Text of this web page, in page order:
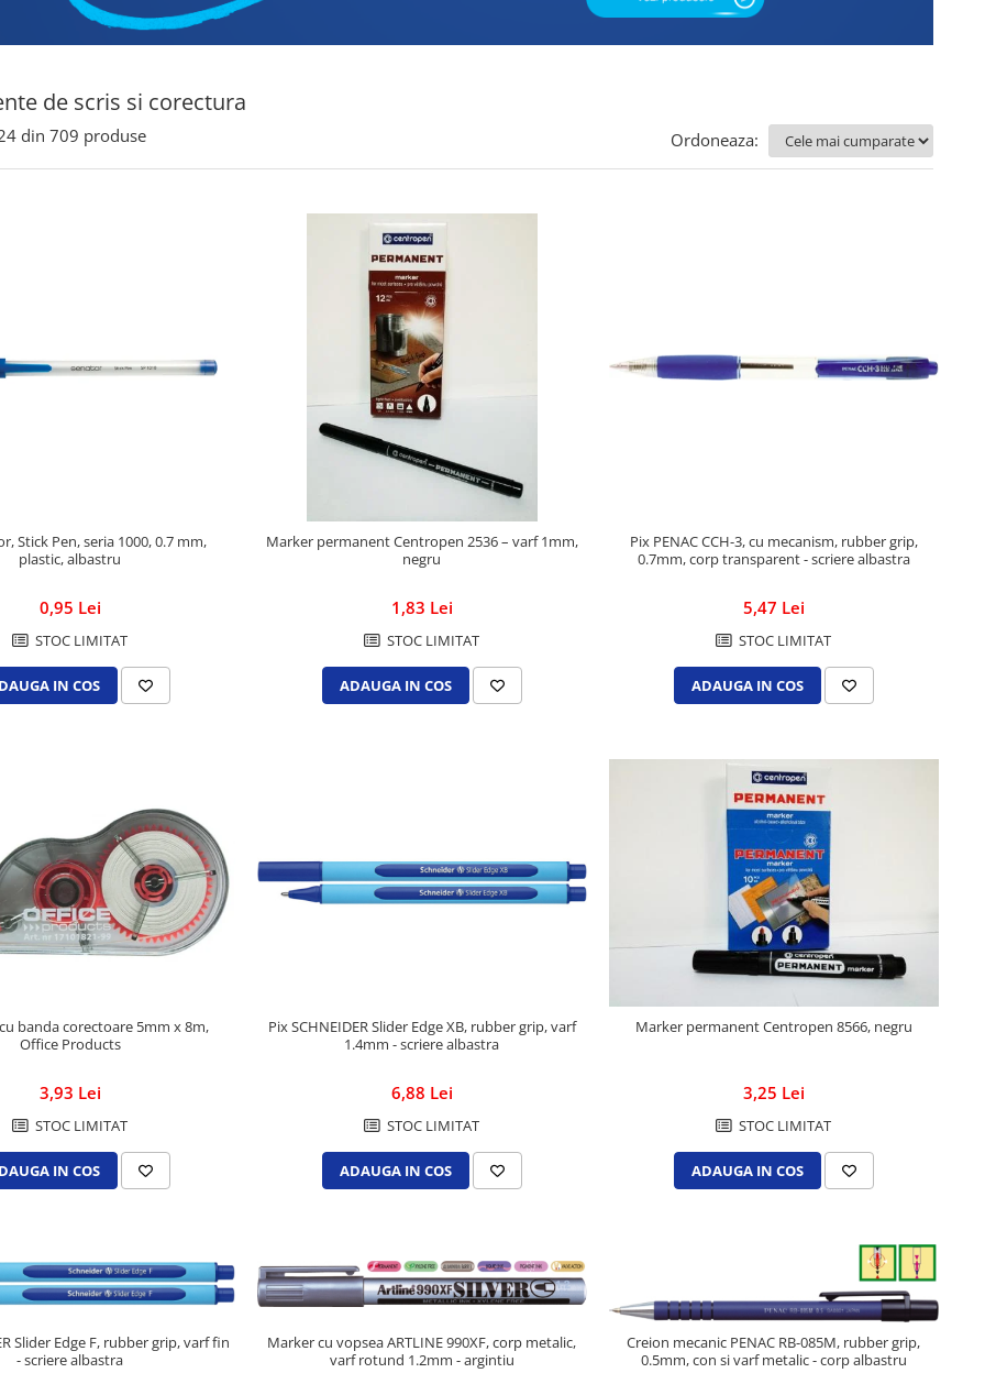
de scris si corectura
din 709 produse Ordoneaza:
Stick Pen, seria 1000, 0.7 mm,
plastic, albastru
0,95 Lei
STOC LIMITAT
IN COS
Marker permanent Centropen 2536 – varf 1mm,
negru
1,83 Lei
STOC LIMITAT
ADAUGA IN COS
Pix PENAC CCH-3, cu mecanism, rubber grip,
0.7mm, corp transparent - scriere albastra
5,47 Lei
STOC LIMITAT
ADAUGA IN COS
banda corectoare 5mm x 8m,
Office Products
3,93 Lei
STOC LIMITAT
IN COS
Pix SCHNEIDER Slider Edge XB, rubber grip, varf
1.4mm - scriere albastra
6,88 Lei
STOC LIMITAT
ADAUGA IN COS
Marker permanent Centropen 8566, negru
3,25 Lei
STOC LIMITAT
ADAUGA IN COS
Slider Edge F, rubber grip, varf fin
- scriere albastra
Marker cu vopsea ARTLINE 990XF, corp metalic,
varf rotund 1.2mm - argintiu
Creion mecanic PENAC RB-085M, rubber grip,
0.5mm, con si varf metalic - corp albastru